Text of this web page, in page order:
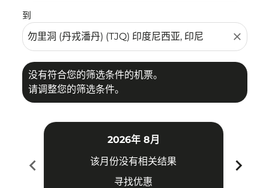
到
close
没有符合您的筛选条件的机票。
请调整您的筛选条件。
chevron_left
2026年 8月
该月份没有相关结果
寻找优惠
chevron_right